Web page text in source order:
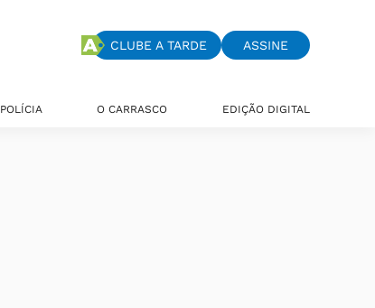
CLUBE A TARDE ASSINE
POLÍCIA O CARRASCO EDIÇÃO DIGITAL